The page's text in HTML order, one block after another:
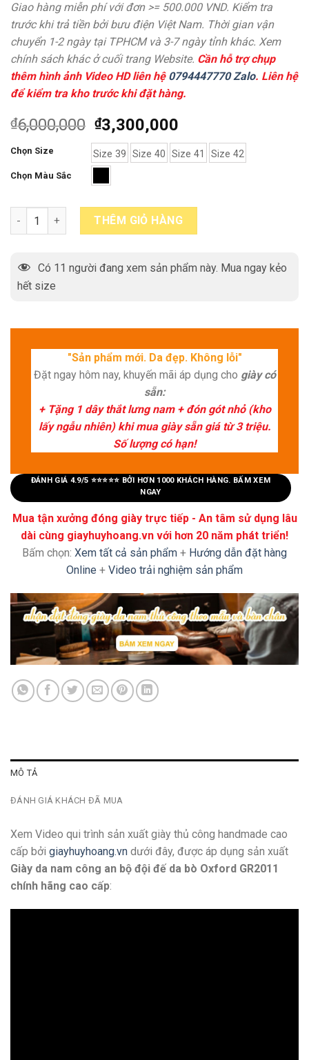
Giao hàng miễn phí với đơn >= 500.000 VND. Kiểm tra
trước khi trả tiền bởi bưu điện Việt Nam. Thời gian vận
chuyển 1-2 ngày tại TPHCM và 3-7 ngày tỉnh khác. Xem
chính sách khác ở cuối trang Website. Cần hỗ trợ chụp
thêm hình ảnh Video HD liên hệ 0794447770 Zalo. Liên hệ
để kiểm tra kho trước khi đặt hàng.
₫6,000,000 ₫3,300,000
Chọn Size Size 39 Size 40 Size 41 Size 42
Chọn Màu Sắc
Giày da nam công an bộ đội đế da bò Oxford GR2011 quantity
THÊM GIỎ HÀNG
Có 11 người đang xem sản phẩm này. Mua ngay kẻo
hết size
"Sản phẩm mới. Da đẹp. Không lỗi"
Đặt ngay hôm nay, khuyến mãi áp dụng cho giày có
sẵn:
+ Tặng 1 dây thắt lưng nam + đón gót nhỏ (kho
lấy ngẫu nhiên) khi mua giày sẵn giá từ 3 triệu.
Số lượng có hạn!
ĐÁNH GIÁ 4.9/5 ⭐⭐⭐⭐⭐ BỞI HƠN 1000 KHÁCH HÀNG. BẤM XEM
NGAY
Mua tận xưởng đóng giày trực tiếp - An tâm sử dụng lâu
dài cùng giayhuyhoang.vn với hơn 20 năm phát triển!
Bấm chọn: Xem tất cả sản phẩm + Hướng dẫn đặt hàng
Online + Video trải nghiệm sản phẩm
MÔ TẢ
ĐÁNH GIÁ KHÁCH ĐÃ MUA
Xem Video qui trình sản xuất giày thủ công handmade cao
cấp bởi giayhuyhoang.vn dưới đây, được áp dụng sản xuất
Giày da nam công an bộ đội đế da bò Oxford GR2011
chính hãng cao cấp: